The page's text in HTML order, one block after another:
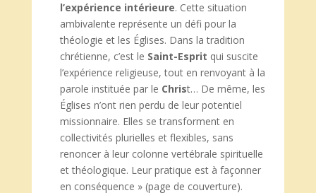
l’expérience intérieure. Cette situation
ambivalente représente un défi pour la
théologie et les Églises. Dans la tradition
chrétienne, c’est le Saint-Esprit qui suscite
l’expérience religieuse, tout en renvoyant à la
parole instituée par le Christ… De même, les
Églises n’ont rien perdu de leur potentiel
missionnaire. Elles se transforment en
collectivités plurielles et flexibles, sans
renoncer à leur colonne vertébrale spirituelle
et théologique. Leur pratique est à façonner
en conséquence » (page de couverture).